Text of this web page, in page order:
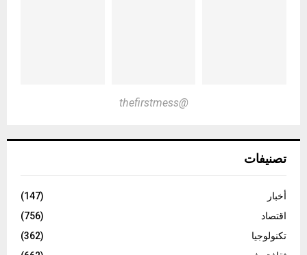
@thefirstmess
تصنيفات
أخبار
(147)
اقتصاد
(756)
تكنولوجيا
(362)